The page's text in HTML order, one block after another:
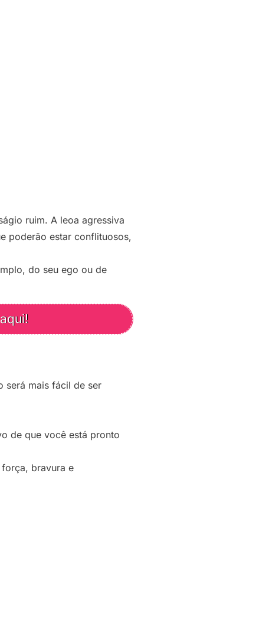
ruim. A leoa agressiva
poderão estar conflituosos,
do seu ego ou de
será mais fácil de ser
de que você está pronto
bravura e